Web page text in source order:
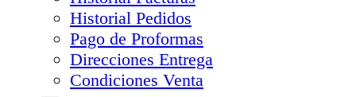
Historial Pedidos
Pago de Proformas
Direcciones Entrega
Condiciones Venta